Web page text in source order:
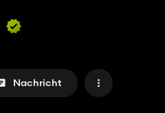
Nachricht